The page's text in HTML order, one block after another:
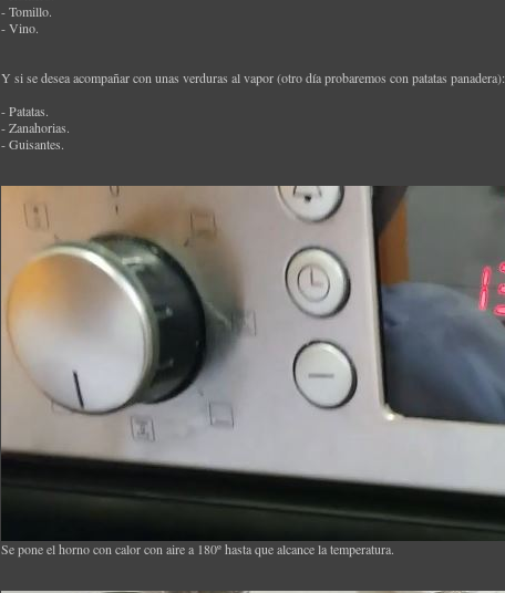
- Tomillo.
- Vino.
Y si se desea acompañar con unas verduras al vapor (otro día probaremos con patatas panadera):
- Patatas.
- Zanahorias.
- Guisantes.
Se pone el horno con calor con aire a 180º hasta que alcance la temperatura.